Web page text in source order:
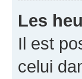
Les
Il est
celui